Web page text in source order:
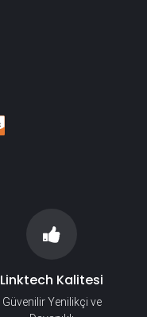
Linktech Kalitesi
Güvenilir Yenilikçi ve